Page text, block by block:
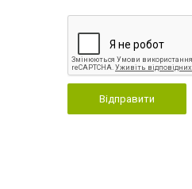
Відправити